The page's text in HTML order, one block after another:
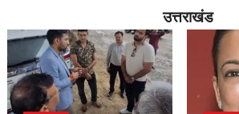
उत्तराखंड